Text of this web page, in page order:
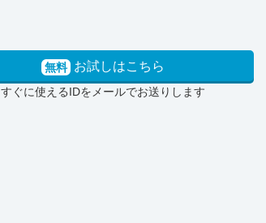
無料 お試しはこちら
すぐに使えるIDをメールでお送りします